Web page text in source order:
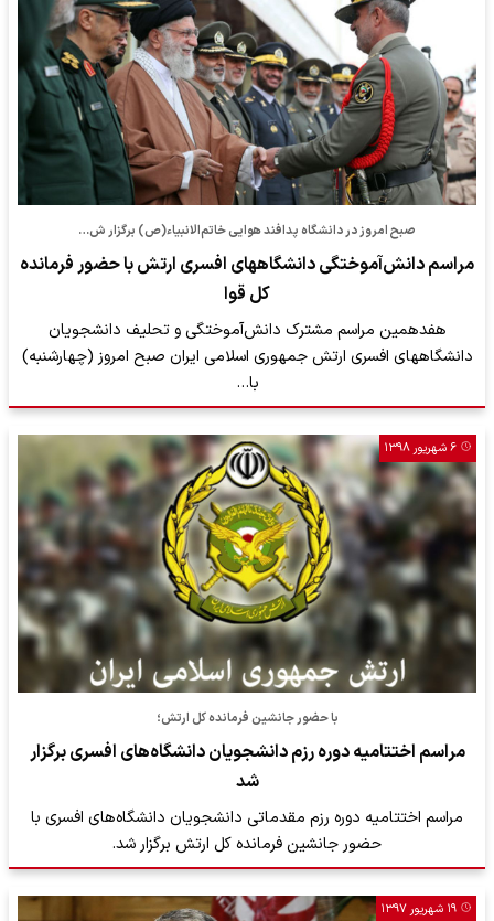
صبح امروز در دانشگاه پدافند هوایی خاتم‌الانبیاء(ص) برگزار ش…
مراسم دانش‌آموختگی دانشگاههای افسری ارتش با حضور فرمانده
کل قوا
هفدهمین مراسم مشترک دانش‌آموختگی و تحلیف دانشجویان
دانشگاههای افسری ارتش جمهوری اسلامی ایران صبح امروز (چهارشنبه)
با…
۶ شهریور ۱۳۹۸
با حضور جانشین فرمانده کل ارتش؛
مراسم اختتامیه دوره رزم دانشجویان دانشگاه‌های افسری برگزار
شد
مراسم اختتامیه دوره رزم مقدماتی دانشجویان دانشگاه‌های افسری با
حضور جانشین فرمانده کل ارتش برگزار شد.
۱۹ شهریور ۱۳۹۷